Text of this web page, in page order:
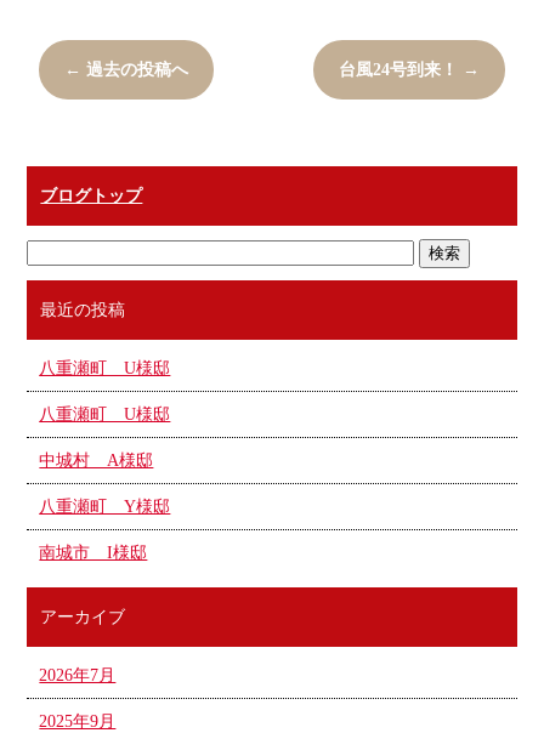
← 過去の投稿へ 台風24号到来！ →
ブログトップ
最近の投稿
八重瀬町 U様邸
八重瀬町 U様邸
中城村 A様邸
八重瀬町 Y様邸
南城市 I様邸
アーカイブ
2026年7月
2025年9月